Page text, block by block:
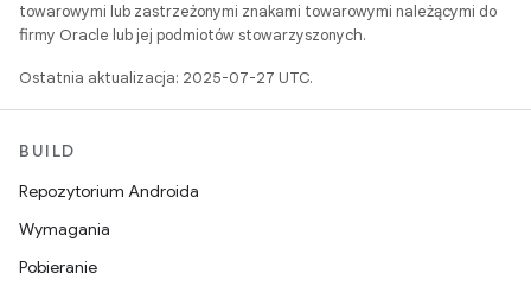
towarowymi lub zastrzeżonymi znakami towarowymi należącymi do
firmy Oracle lub jej podmiotów stowarzyszonych.
Ostatnia aktualizacja: 2025-07-27 UTC.
BUILD
Repozytorium Androida
Wymagania
Pobieranie